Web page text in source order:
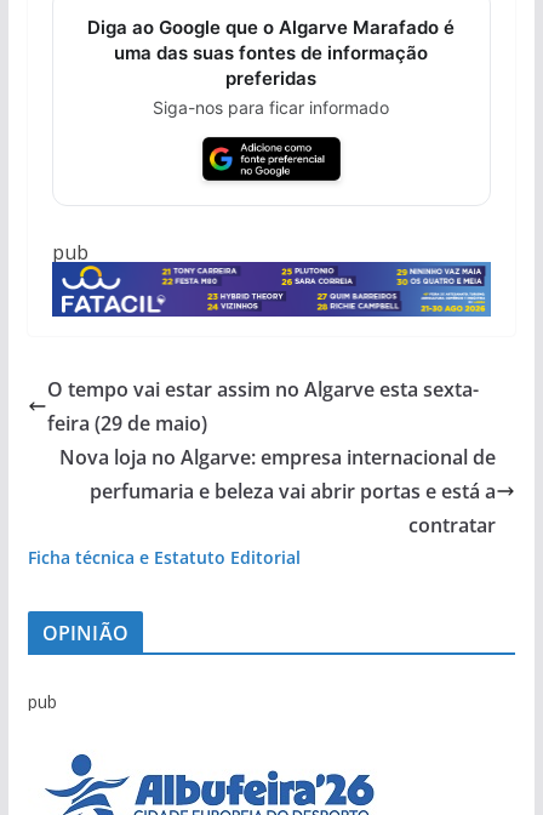
Diga ao Google que o Algarve Marafado é
uma das suas fontes de informação
preferidas
Siga-nos para ficar informado
pub
O tempo vai estar assim no Algarve esta sexta-
feira (29 de maio)
Nova loja no Algarve: empresa internacional de
perfumaria e beleza vai abrir portas e está a
contratar
Ficha técnica e Estatuto Editorial
OPINIÃO
pub